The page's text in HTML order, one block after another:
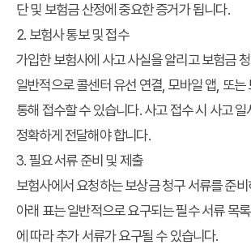
단 및 보험금 산정에 중요한 증거가 됩니다.
2. 보험사 통보 및 접수
가입한 보험사에 사고 사실을 알리고 보험금
일반적으로 콜센터 유선 연결, 모바일 앱, 또는
통해 접수할 수 있습니다. 사고 접수 시 사고
정확하게 전달해야 합니다.
3. 필요 서류 준비 및 제출
보험사에서 요청하는 보상금 청구 서류를 준
아래 표는 일반적으로 요구되는 필수 서류 목
에 따라 추가 서류가 요구될 수 있습니다.